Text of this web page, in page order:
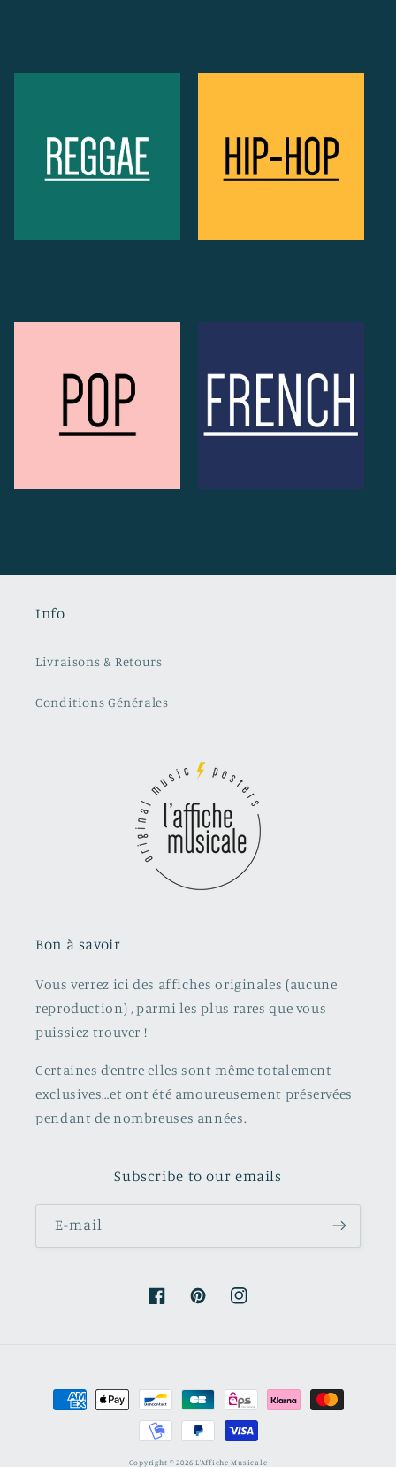
Info
Livraisons & Retours
Conditions Générales
Bon à savoir
Vous verrez ici des affiches originales (aucune
reproduction) , parmi les plus rares que vous
puissiez trouver !
Certaines d’entre elles sont même totalement
exclusives…et ont été amoureusement préservées
pendant de nombreuses années.
Subscribe to our emails
E-mail
FacebookPinterestInstagram
Moyens
Copyright © 2026 L'Affiche Musicale